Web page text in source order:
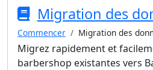
Migration des
Commencer Migration des
Migrez rapidement et
barbershop existantes vers